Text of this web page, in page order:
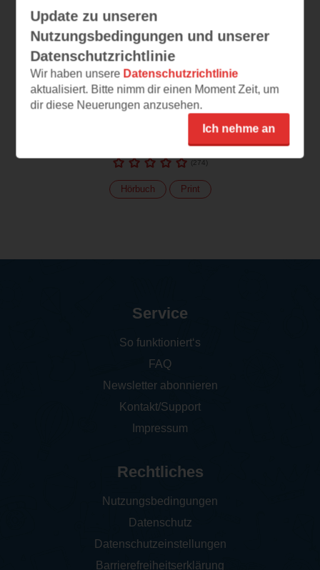
Mika Mysteries
Der Ruf des Nachtraben
(274)
Hörbuch Print
Update zu unseren
Nutzungsbedingungen und unserer
Datenschutzrichtlinie
Wir haben unsere Datenschutzrichtlinie
aktualisiert. Bitte nimm dir einen Moment Zeit, um
dir diese Neuerungen anzusehen.
Ich nehme an
Service
So funktioniert‘s
FAQ
Newsletter abonnieren
Kontakt/Support
Impressum
Rechtliches
Nutzungsbedingungen
Datenschutz
Datenschutzeinstellungen
Barrierefreiheitserklärung